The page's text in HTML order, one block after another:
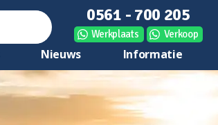
0561 - 700 205
Werkplaats Verkoop
Nieuws Informatie